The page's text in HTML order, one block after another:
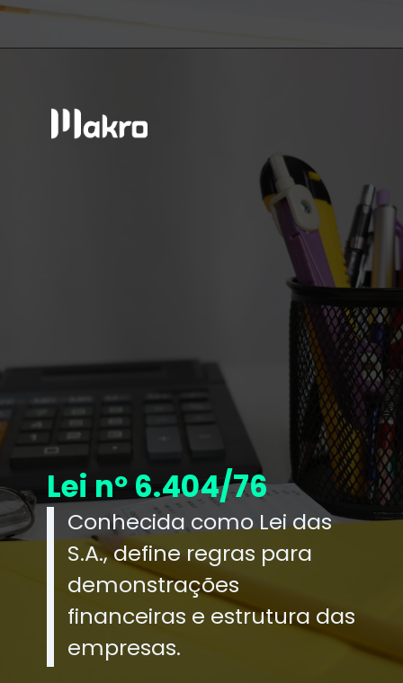
Lei nº 6.404/76
Conhecida como Lei das
S.A., define regras para
demonstrações
financeiras e estrutura das
empresas.